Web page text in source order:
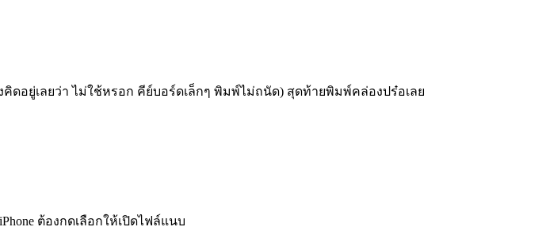
อยู่เลยว่า ไม่ใช้หรอก คีย์บอร์ดเล็กๆ พิมพ์ไม่ถนัด) สุดท้ายพิมพ์คล่องปร๋อเลย
ต้องกดเลือกให้เปิดไฟล์แนบ